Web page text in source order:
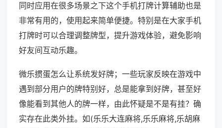
同时应用在很多场景之下这个手机打牌计算辅助也是
非常有用的，使用起来简单便捷。特别是在大家手机
打牌时可以合理调整牌型，提升游戏体验，避免影响
好友间互动乐趣。
微乐掼蛋怎么让系统发好牌；一些玩家反映在游戏中
遇到部分用户的牌特别好，总是能拿到好牌，甚至好
像能看到其他人的牌一样，由此怀疑是不是有挂？确
实存在此类外挂。如(乐乐大连麻将,乐乐麻将,乐胡麻